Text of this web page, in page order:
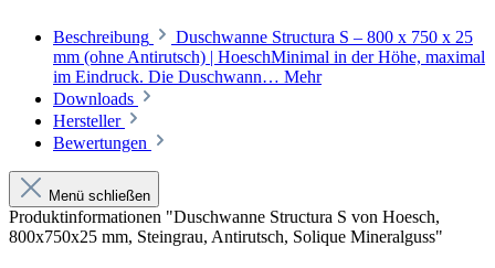
Beschreibung
Duschwanne Structura S – 800 x 750 x 25
mm (ohne Antirutsch) | HoeschMinimal in der Höhe, maximal
im Eindruck. Die Duschwann… Mehr
Downloads
Hersteller
Bewertungen
Menü schließen
Produktinformationen "Duschwanne Structura S von Hoesch,
800x750x25 mm, Steingrau, Antirutsch, Solique Mineralguss"